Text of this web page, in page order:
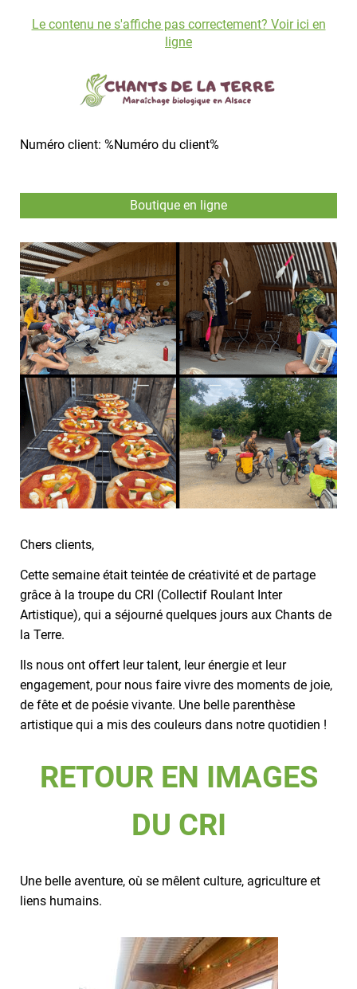
Le contenu ne s'affiche pas correctement? Voir ici en
ligne
Numéro client: %Numéro du client%
Boutique en ligne
Chers clients,
Cette semaine était teintée de créativité et de partage
grâce à la troupe du CRI (Collectif Roulant Inter
Artistique), qui a séjourné quelques jours aux Chants de
la Terre.
Ils nous ont offert leur talent, leur énergie et leur
engagement, pour nous faire vivre des moments de joie,
de fête et de poésie vivante. Une belle parenthèse
artistique qui a mis des couleurs dans notre quotidien !
RETOUR EN IMAGES
DU CRI
Une belle aventure, où se mêlent culture, agriculture et
liens humains.